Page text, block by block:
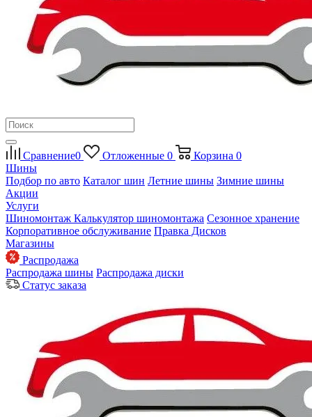
Сравнение0 Отложенные 0 Корзина 0
Шины
Подбор по авто Каталог шин Летние шины Зимние шины
Акции
Услуги
Шиномонтаж Калькулятор шиномонтажа Сезонное хранение
Корпоративное обслуживание Правка Дисков
Магазины
Распродажа
Распродажа шины Распродажа диски
Статус заказа